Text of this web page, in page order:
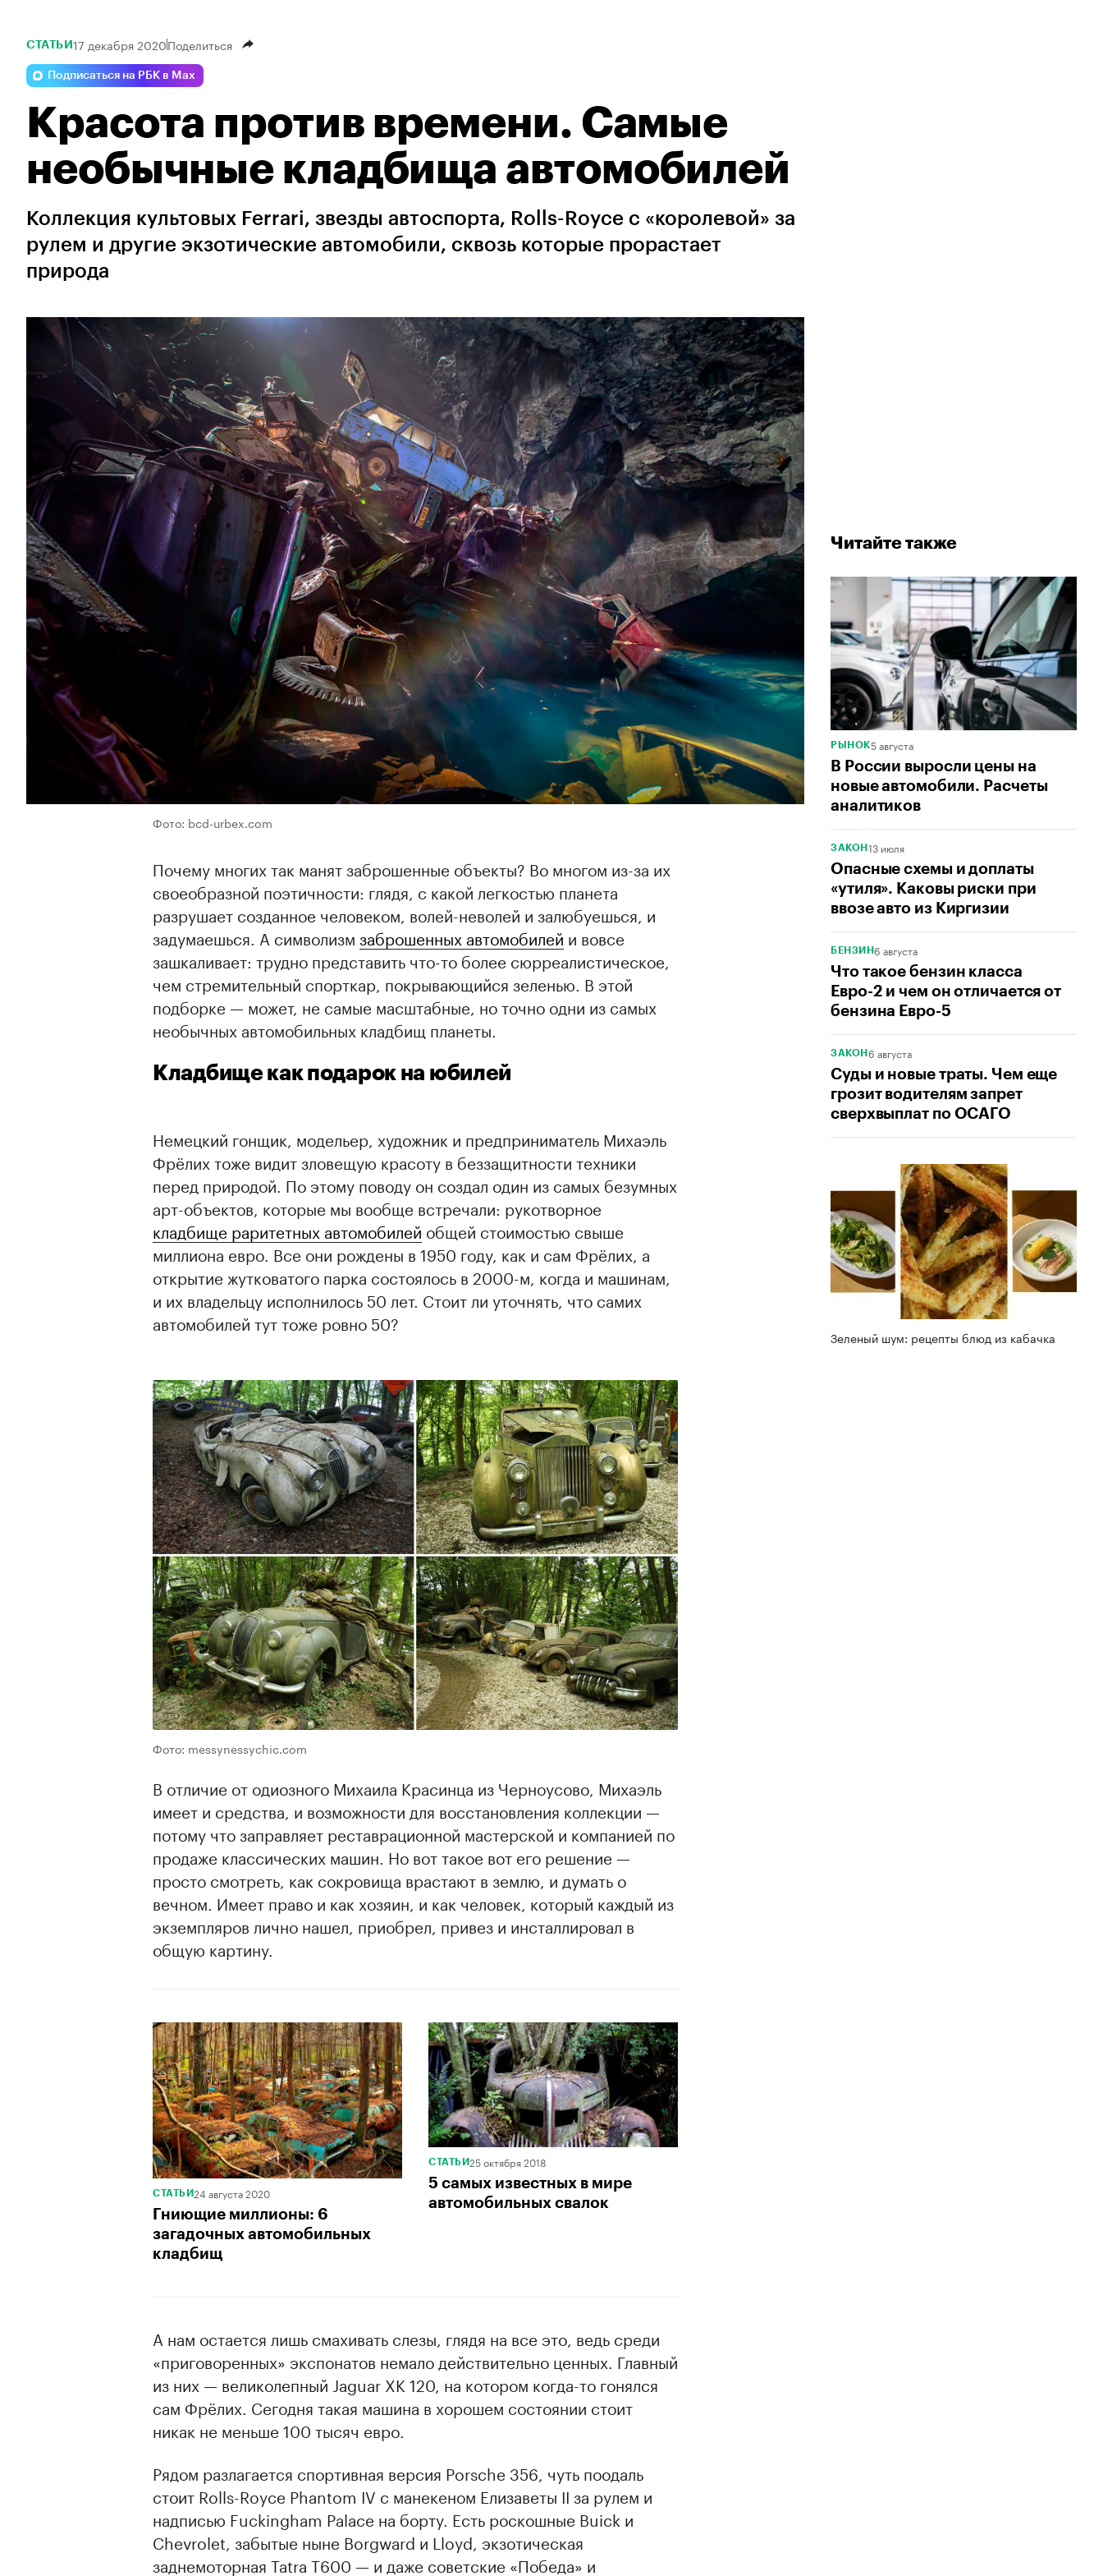
Читайте также
РЫНОК5 августа
В России выросли цены на
новые автомобили. Расчеты
аналитиков
ЗАКОН 13 июля
Опасные схемы и доплаты
«утиля». Каковы риски при
ввозе авто из Киргизии
БЕНЗИН6 августа
Что такое бензин класса
Евро-2 и чем он отличается от
бензина Евро-5
ЗАКОН 6 августа
Суды и новые траты. Чем еще
грозит водителям запрет
сверхвыплат по ОСАГО
Зеленый шум: рецепты блюд из кабачка
СТАТЬИ 17 декабря 2020Поделиться
Подписаться на РБК в Max
Красота против времени. Самые
необычные кладбища автомобилей
Коллекция культовых Ferrari, звезды автоспорта, Rolls-Royce с «королевой» за
рулем и другие экзотические автомобили, сквозь которые прорастает
природа
Фото: bcd-urbex.com
Почему многих так манят заброшенные объекты? Во многом из-за их
своеобразной поэтичности: глядя, с какой легкостью планета
разрушает созданное человеком, волей-неволей и залюбуешься, и
задумаешься. А символизм заброшенных автомобилей и вовсе
зашкаливает: трудно представить что-то более сюрреалистическое,
чем стремительный спорткар, покрывающийся зеленью. В этой
подборке — может, не самые масштабные, но точно одни из самых
необычных автомобильных кладбищ планеты.
Кладбище как подарок на юбилей
00:00 / 00:00
Немецкий гонщик, модельер, художник и предприниматель Михаэль
Фрёлих тоже видит зловещую красоту в беззащитности техники
перед природой. По этому поводу он создал один из самых безумных
арт-объектов, которые мы вообще встречали: рукотворное
кладбище раритетных автомобилей общей стоимостью свыше
миллиона евро. Все они рождены в 1950 году, как и сам Фрёлих, а
открытие жутковатого парка состоялось в 2000-м, когда и машинам,
и их владельцу исполнилось 50 лет. Стоит ли уточнять, что самих
автомобилей тут тоже ровно 50?
Фото: messynessychic.com
В отличие от одиозного Михаила Красинца из Черноусово, Михаэль
имеет и средства, и возможности для восстановления коллекции —
потому что заправляет реставрационной мастерской и компанией по
продаже классических машин. Но вот такое вот его решение —
просто смотреть, как сокровища врастают в землю, и думать о
вечном. Имеет право и как хозяин, и как человек, который каждый из
экземпляров лично нашел, приобрел, привез и инсталлировал в
общую картину.
СТАТЬИ24 августа 2020
Гниющие миллионы: 6
загадочных автомобильных
кладбищ
СТАТЬИ25 октября 2018
5 самых известных в мире
автомобильных свалок
А нам остается лишь смахивать слезы, глядя на все это, ведь среди
«приговоренных» экспонатов немало действительно ценных. Главный
из них — великолепный Jaguar XK 120, на котором когда-то гонялся
сам Фрёлих. Сегодня такая машина в хорошем состоянии стоит
никак не меньше 100 тысяч евро.
Рядом разлагается спортивная версия Porsche 356, чуть поодаль
стоит Rolls-Royce Phantom IV с манекеном Елизаветы II за рулем и
надписью Fuckingham Palace на борту. Есть роскошные Buick и
Chevrolet, забытые ныне Borgward и Lloyd, экзотическая
заднемоторная Tatra T600 — и даже советские «Победа» и